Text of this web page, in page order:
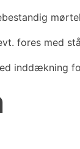
fores med
inddækning